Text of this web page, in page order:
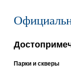
Парки и скверы